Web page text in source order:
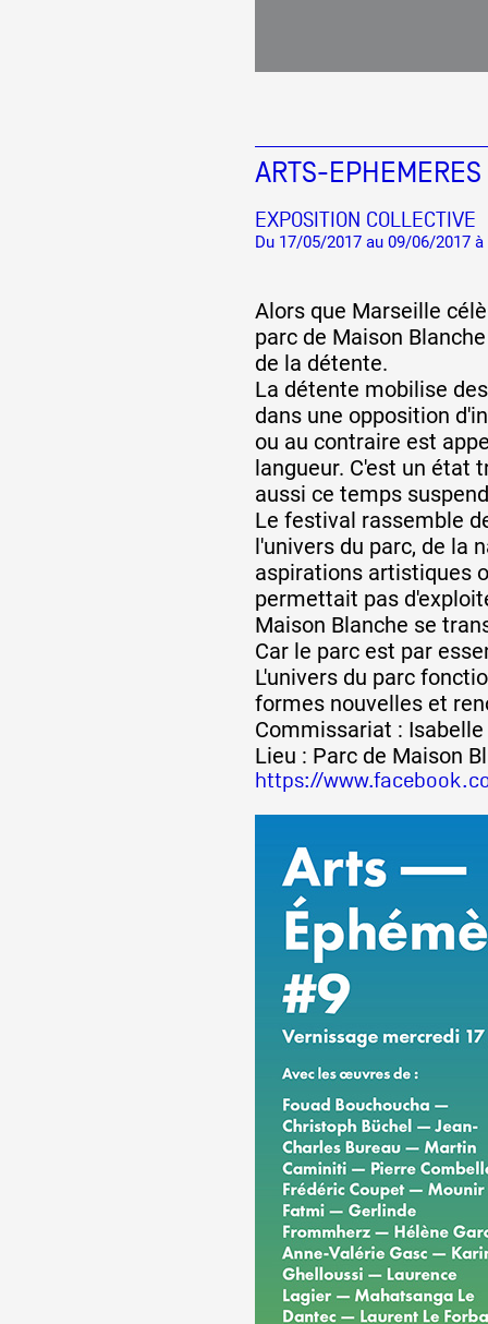
ARTS-EPHEMERES
EXPOSITION COLLECTIVE
Du 17/05/2017 au 09/06/2017
Alors que Marseille
parc de Maison
de la détente.
La détente mobilise
dans une opposition
ou au contraire est
langueur. C'est un état
aussi ce temps
Le festival rassemble
l'univers du parc, de la
aspirations artistiques
permettait pas
Maison Blanche se
Car le parc est par
L'univers du parc
formes nouvelles et
Commissariat :
Lieu : Parc de Maison
https://